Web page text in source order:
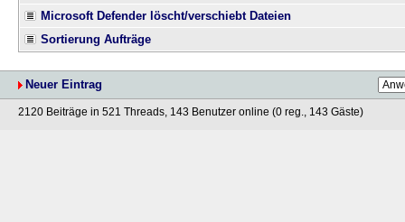
Microsoft Defender löscht/verschiebt Dateien
Sortierung Aufträge
Neuer Eintrag
2120 Beiträge in 521 Threads, 143 Benutzer online (0 reg., 143 Gäste)